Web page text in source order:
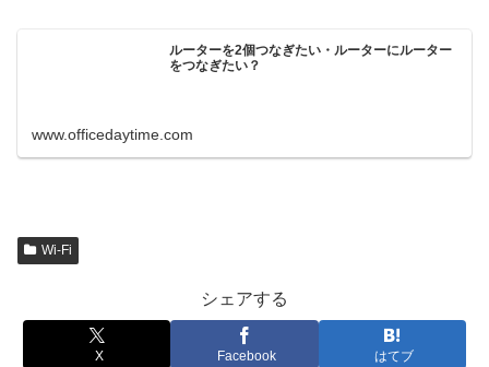
ルーターを2個つなぎたい・ルーターにルーター
をつなぎたい？
www.officedaytime.com
Wi-Fi
シェアする
X Facebook はてブ